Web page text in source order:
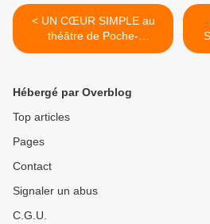
< UN CŒUR SIMPLE au
théâtre de Poche-
Montparnasse
Hébergé par Overblog
Top articles
Pages
Contact
Signaler un abus
C.G.U.